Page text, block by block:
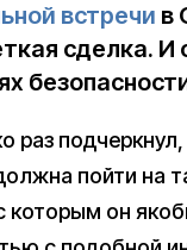
встречи в
сделка. И
раз
пойти на
которым он